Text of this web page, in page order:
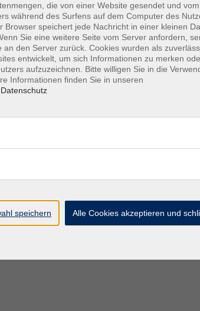
Münster
70
muenster.de
die von einer Website gesendet und vom
während des Surfens auf dem Computer des
Browser speichert jede Nachricht in einer kleinen
Sie eine weitere Seite vom Server anfordern,
an den Server zurück. Cookies wurden als
entwickelt, um sich Informationen zu merken
aufzuzeichnen. Bitte willigen Sie in die
Informationen finden Sie in unseren
Datenschutz
speichern Alle Cookies akzeptieren und